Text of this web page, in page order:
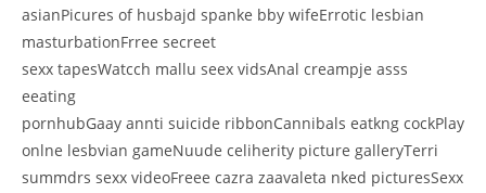
asianPicures of husbajd spanke bby wifeErrotic lesbian
masturbationFrree secreet
sexx tapesWatcch mallu seex vidsAnal creampje asss
eeating
pornhubGaay annti suicide ribbonCannibals eatkng cockPlay
onlne lesbvian gameNuude celiherity picture galleryTerri
summdrs sexx videoFreee cazra zaavaleta nked picturesSexx